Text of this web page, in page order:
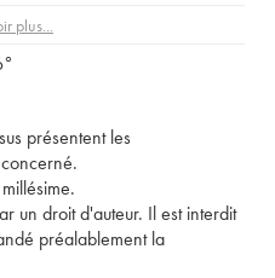
plus...
présentent les
un droit d'auteur. Il est interdit
préalablement la